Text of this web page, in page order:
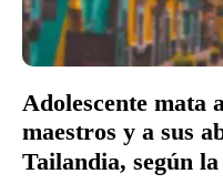
Adolescente mata
maestros y a sus
Tailandia, según